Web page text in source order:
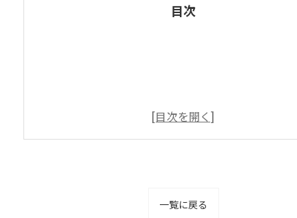
目次
一覧に戻る